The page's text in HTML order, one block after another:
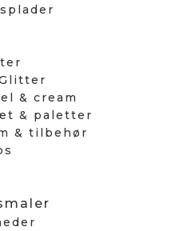
& cream
& paletter
& tilbehør